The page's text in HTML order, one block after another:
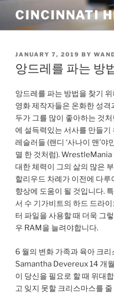
content
CINCINNATI
POSTED
ON
JANUARY 7, 2019 BY
앙드레를 파는 방
앙드레를 파는 방법을 찾기
영화 제작자들은 온화한 성
두가 그를 많이 좋아하는 것
에 설득력있는 서사를 만들
레슬러들 (랜디 ‘사나이 맨’
멸 한 것처럼). WrestleMania
대한 체력이 그의 삶의 많은
할리우드 차례가 이전에 다루
향상에 도움이 될 것입니다.
서 수 기가비트의 하드 드라
터 파일을 사용할 때 더욱 그
우 RAM을 늘려야합니다.
6 월의 변화 가족과 육아 크
Samantha Devereux 14 개
이 당신을 필요로 할 때 위대
고 잊지 못할 크리스마스를